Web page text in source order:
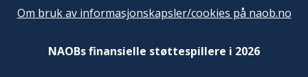
Om bruk av informasjonskapsler/cookies på naob.no
NAOBs finansielle støttespillere i 2026